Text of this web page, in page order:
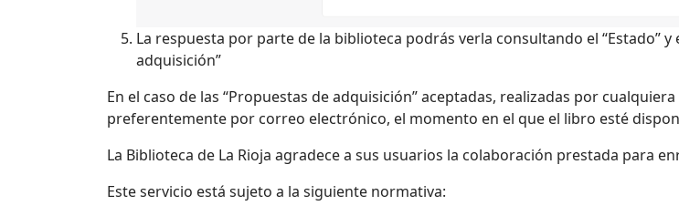
La respuesta por parte de la biblioteca podrás verla consultando el “Estado”
adquisición”
En el caso de las “Propuestas de adquisición” aceptadas, realizadas por
preferentemente por correo electrónico, el momento en el que el libro esté
La Biblioteca de La Rioja agradece a sus usuarios la colaboración prestada para
Este servicio está sujeto a la siguiente normativa: